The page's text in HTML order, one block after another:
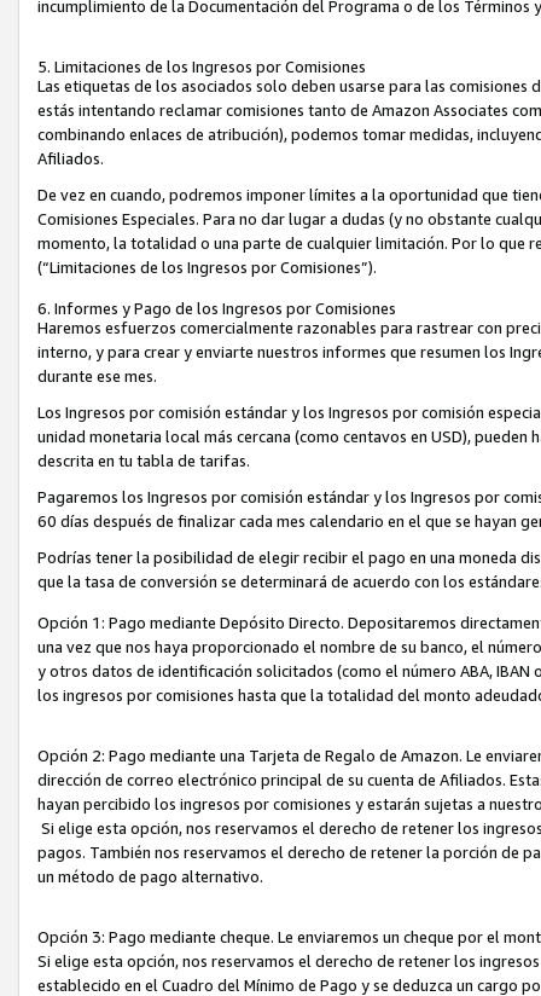
incumplimiento de la Documentación del Programa o de los Términos
5. Limitaciones de los Ingresos por Comisiones
Las etiquetas de los asociados solo deben usarse para las
estás intentando reclamar comisiones tanto de Amazon Associates
combinando enlaces de atribución), podemos tomar medidas,
Afiliados.
De vez en cuando, podremos imponer límites a la oportunidad que
Comisiones Especiales. Para no dar lugar a dudas (y no obstante
momento, la totalidad o una parte de cualquier limitación. Por lo que
(“Limitaciones de los Ingresos por Comisiones”).
6. Informes y Pago de los Ingresos por Comisiones
Haremos esfuerzos comercialmente razonables para rastrear con
interno, y para crear y enviarte nuestros informes que resumen los
durante ese mes.
Los Ingresos por comisión estándar y los Ingresos por comisión
unidad monetaria local más cercana (como centavos en USD),
descrita en tu tabla de tarifas.
Pagaremos los Ingresos por comisión estándar y los Ingresos por
60 días después de finalizar cada mes calendario en el que se hayan
Podrías tener la posibilidad de elegir recibir el pago en una moneda
que la tasa de conversión se determinará de acuerdo con los
Opción 1: Pago mediante Depósito Directo. Depositaremos
una vez que nos haya proporcionado el nombre de su banco, el
y otros datos de identificación solicitados (como el número ABA,
los ingresos por comisiones hasta que la totalidad del monto
Opción 2: Pago mediante una Tarjeta de Regalo de Amazon. Le
dirección de correo electrónico principal de su cuenta de Afiliados.
hayan percibido los ingresos por comisiones y estarán sujetas a
Si elige esta opción, nos reservamos el derecho de retener los
pagos. También nos reservamos el derecho de retener la porción de
un método de pago alternativo.
Opción 3: Pago mediante cheque. Le enviaremos un cheque por el
Si elige esta opción, nos reservamos el derecho de retener los
establecido en el Cuadro del Mínimo de Pago y se deduzca un cargo